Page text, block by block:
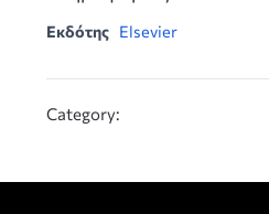
Εκδότης Elsevier
Category: